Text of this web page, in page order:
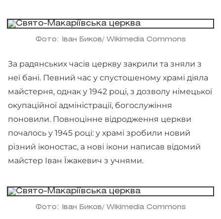
Фото: Іван Биков/ Wikimedia Commons
За радянських часів церкву закрили та зняли з
неї бані. Певний час у спустошеному храмі діяла
майстерня, однак у 1942 році, з дозволу німецької
окупаційної адміністрації, богослужіння
поновили. Повноцінне відродження церкви
почалось у 1945 році: у храмі зробили новий
різний іконостас, а нові ікони написав відомий
майстер Іван Їжакевич з учнями.
Фото: Іван Биков/ Wikimedia Commons